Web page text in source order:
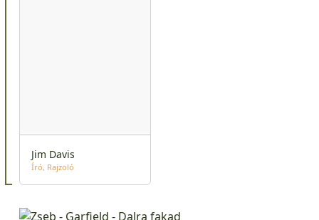
Jim Davis
Író Rajzoló